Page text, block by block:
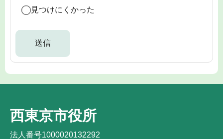
見つけにくかった
西東京市役所
法人番号1000020132292